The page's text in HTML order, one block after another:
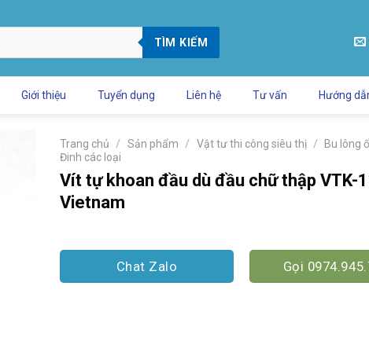
TÌM KIẾM
Giới thiệu Tuyển dụng Liên hệ Tư vấn Hướng
Trang chủ / Sản phẩm / Vật tư thi công siêu thị / Bu lông
Đinh các loại
Vít tự khoan đầu dù đầu chữ thập VTK-
Vietnam
Chat Zalo Gọi